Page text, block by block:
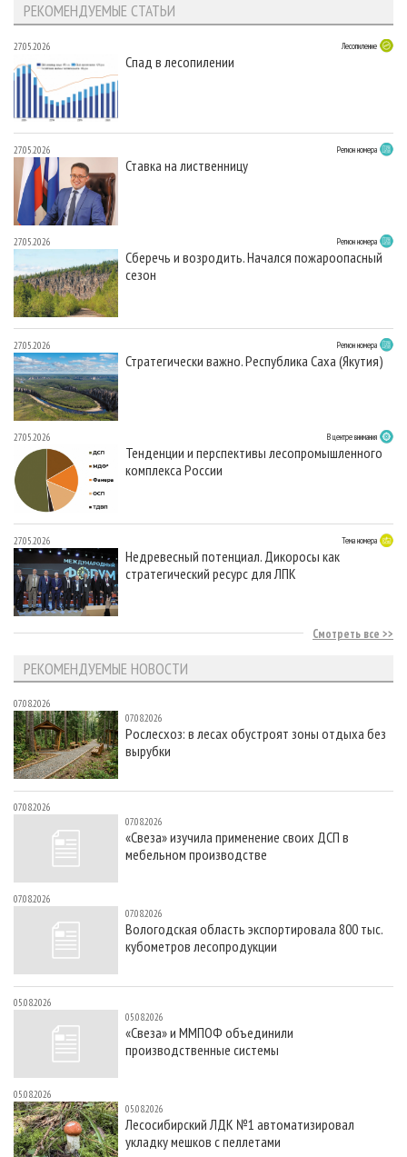
РЕКОМЕНДУЕМЫЕ СТАТЬИ
27.05.2026 Лесопиление
Спад в лесопилении
27.05.2026 Регион номера
Ставка на лиственницу
27.05.2026 Регион номера
Сберечь и возродить. Начался пожароопасный
сезон
27.05.2026 Регион номера
Стратегически важно. Республика Саха (Якутия)
27.05.2026 В центре внимания
Тенденции и перспективы лесопромышленного
комплекса России
27.05.2026 Тема номера
Недревесный потенциал. Дикоросы как
стратегический ресурс для ЛПК
Смотреть все
РЕКОМЕНДУЕМЫЕ НОВОСТИ
07.08.2026
07.08.2026
Рослесхоз: в лесах обустроят зоны отдыха без
вырубки
07.08.2026
07.08.2026
«Свеза» изучила применение своих ДСП в
мебельном производстве
07.08.2026
07.08.2026
Вологодская область экспортировала 800 тыс.
кубометров лесопродукции
05.08.2026
05.08.2026
«Свеза» и ММПОФ объединили
производственные системы
05.08.2026
05.08.2026
Лесосибирский ЛДК №1 автоматизировал
укладку мешков с пеллетами